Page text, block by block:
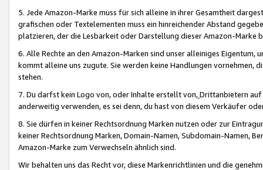
5. Jede Amazon-Marke muss für sich alleine in ihrer Gesamtheit
grafischen oder Textelementen muss ein hinreichender Abstand
platzieren, der die Lesbarkeit oder Darstellung dieser Amazon-Marke
6. Alle Rechte an den Amazon-Marken sind unser alleiniges
kommt alleine uns zugute. Sie werden keine Handlungen vornehmen,
stehen.
7. Du darfst kein Logo von, oder Inhalte erstellt von,Drittanbietern auf
anderweitig verwenden, es sei denn, du hast von diesem Verkäufer
8. Sie dürfen in keiner Rechtsordnung Marken nutzen oder zur
keiner Rechtsordnung Marken, Domain-Namen, Subdomain-Namen,
Amazon-Marke zum Verwechseln ähnlich sind.
Wir behalten uns das Recht vor, diese Markenrichtlinien und die